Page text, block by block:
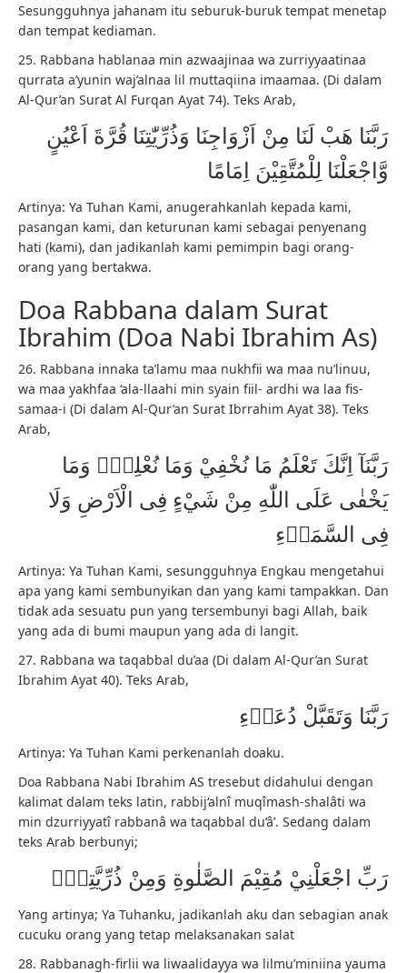
Sesungguhnya jahanam itu seburuk-buruk tempat menetap
dan tempat kediaman.
25. Rabbana hablanaa min azwaajinaa wa zurriyyaatinaa
qurrata a’yunin waj’alnaa lil muttaqiina imaamaa. (Di dalam
Al-Qur’an Surat Al Furqan Ayat 74). Teks Arab,
رَبَّنَا هَبْ لَنَا مِنْ اَزْوَاجِنَا وَذُرِّيّٰتِنَا قُرَّةَ اَعْيُنٍ
وَّاجْعَلْنَا لِلْمُتَّقِيْنَ اِمَامًا
Artinya: Ya Tuhan Kami, anugerahkanlah kepada kami,
pasangan kami, dan keturunan kami sebagai penyenang
hati (kami), dan jadikanlah kami pemimpin bagi orang-
orang yang bertakwa.
Doa Rabbana dalam Surat
Ibrahim (Doa Nabi Ibrahim As)
26. Rabbana innaka ta’lamu maa nukhfii wa maa nu’linuu,
wa maa yakhfaa ‘ala-llaahi min syain fiil- ardhi wa laa fis-
samaa-i (Di dalam Al-Qur’an Surat Ibrrahim Ayat 38). Teks
Arab,
رَبَّنَآ اِنَّكَ تَعْلَمُ مَا نُخْفِيْ وَمَا نُعْلِنُۗ وَمَا
يَخْفٰى عَلَى اللّٰهِ مِنْ شَيْءٍ فِى الْاَرْضِ وَلَا
فِى السَّمَاۤءِ
Artinya: Ya Tuhan Kami, sesungguhnya Engkau mengetahui
apa yang kami sembunyikan dan yang kami tampakkan. Dan
tidak ada sesuatu pun yang tersembunyi bagi Allah, baik
yang ada di bumi maupun yang ada di langit.
27. Rabbana wa taqabbal du’aa (Di dalam Al-Qur’an Surat
Ibrahim Ayat 40). Teks Arab,
رَبَّنَا وَتَقَبَّلْ دُعَاۤءِ
Artinya: Ya Tuhan Kami perkenanlah doaku.
Doa Rabbana Nabi Ibrahim AS tresebut didahului dengan
kalimat dalam teks latin, rabbij‘alnî muqîmash-shalâti wa
min dzurriyyatî rabbanâ wa taqabbal du‘â’. Sedang dalam
teks Arab berbunyi;
رَبِّ اجْعَلْنِيْ مُقِيْمَ الصَّلٰوةِ وَمِنْ ذُرِّيَّتِيْۖ
Yang artinya; Ya Tuhanku, jadikanlah aku dan sebagian anak
cucuku orang yang tetap melaksanakan salat
28. Rabbanagh-firlii wa liwaalidayya wa lilmu’miniina yauma